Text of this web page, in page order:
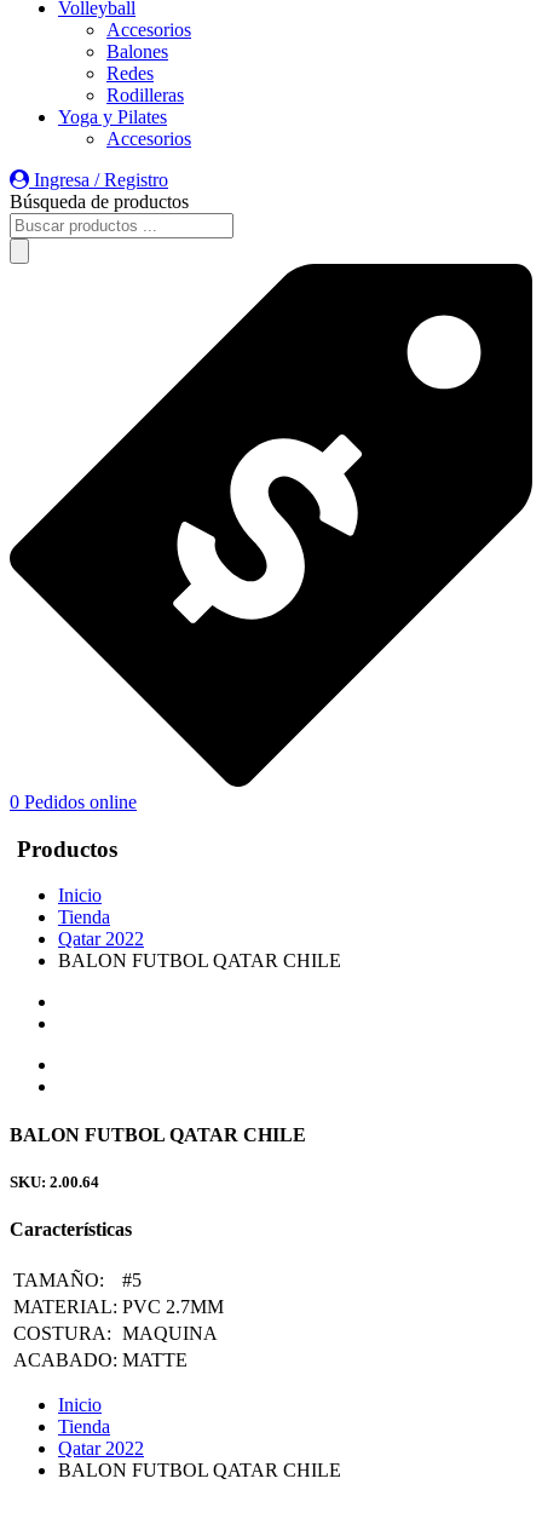
Volleyball
Accesorios
Balones
Redes
Rodilleras
Yoga y Pilates
Accesorios
Ingresa / Registro
Búsqueda de productos
0 Pedidos online
Productos
Inicio
Tienda
Qatar 2022
BALON FUTBOL QATAR CHILE
BALON FUTBOL QATAR CHILE
SKU: 2.00.64
Características
TAMAÑO:
#5
MATERIAL: PVC 2.7MM
COSTURA: MAQUINA
ACABADO: MATTE
Inicio
Tienda
Qatar 2022
BALON FUTBOL QATAR CHILE